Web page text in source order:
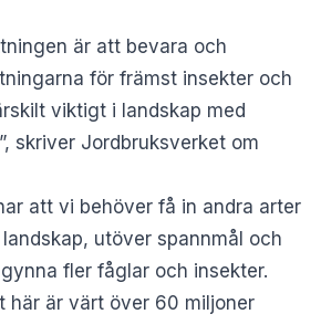
är att bevara och
för främst insekter och
viktigt i landskap med
skriver Jordbruksverket om
att vi behöver få in andra arter
utöver spannmål och
fler fåglar och insekter.
här är värt över 60 miljoner